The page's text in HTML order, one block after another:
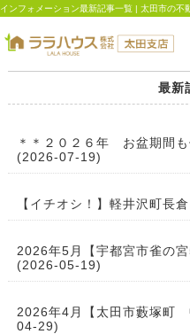
最新
＊＊２０２６年 お盆期間も
(2026-07-19)
【イチオシ！】軽井沢町
2026年5月【宇都宮市雀の
(2026-05-19)
2026年4月【太田市藪塚町
04-29)